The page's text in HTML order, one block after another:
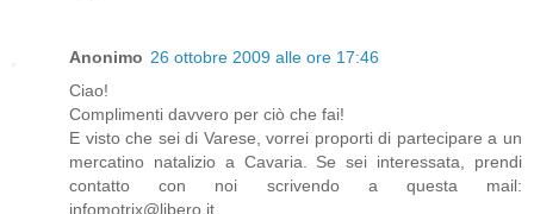
Anonimo 26 ottobre 2009 alle ore 17:46
Ciao!
Complimenti davvero per ciò che fai!
E visto che sei di Varese, vorrei proporti di partecipare a un
mercatino natalizio a Cavaria. Se sei interessata, prendi
contatto con noi scrivendo a questa mail:
infomotrix@libero.it.